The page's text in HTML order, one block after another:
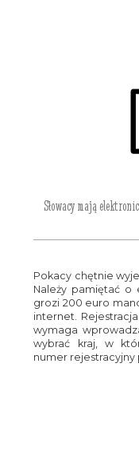
Słowacy mają
Pokacy chętnie
Należy pamiętać o
grozi 200 euro
internet.
wymaga
wybrać kraj, w
numer rejestracyjny